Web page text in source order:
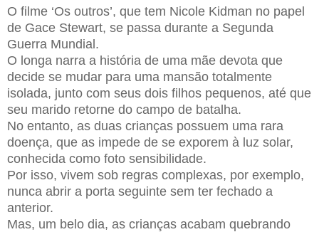
O filme ‘Os outros’, que tem Nicole Kidman no papel
de Gace Stewart, se passa durante a Segunda
Guerra Mundial.
O longa narra a história de uma mãe devota que
decide se mudar para uma mansão totalmente
isolada, junto com seus dois filhos pequenos, até que
seu marido retorne do campo de batalha.
No entanto, as duas crianças possuem uma rara
doença, que as impede de se exporem à luz solar,
conhecida como foto sensibilidade.
Por isso, vivem sob regras complexas, por exemplo,
nunca abrir a porta seguinte sem ter fechado a
anterior.
Mas, um belo dia, as crianças acabam quebrando